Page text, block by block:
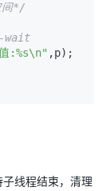
间*/
:%s\n" ,p);
线程结束，清理